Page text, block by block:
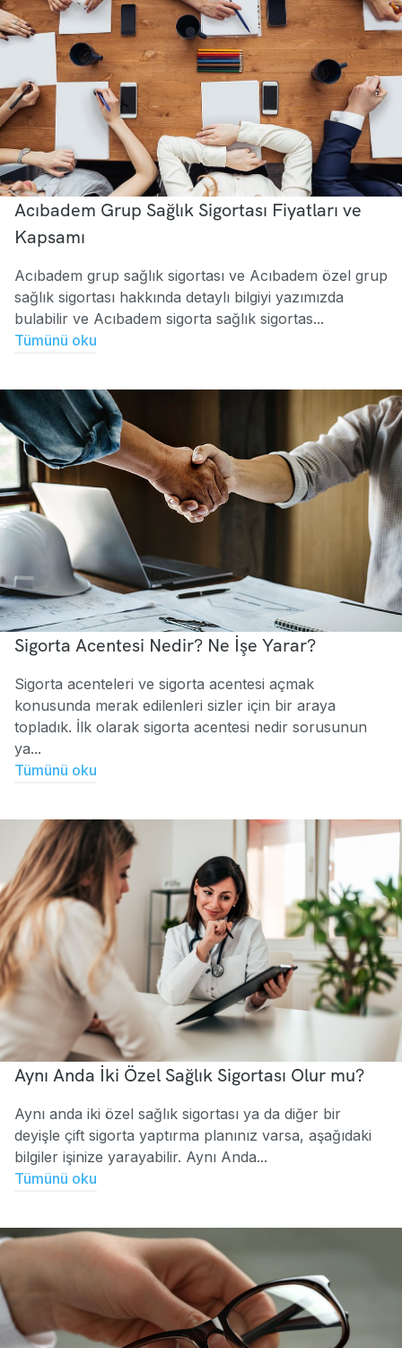
Acıbadem Grup Sağlık Sigortası Fiyatları ve
Kapsamı
Acıbadem grup sağlık sigortası ve Acıbadem özel grup
sağlık sigortası hakkında detaylı bilgiyi yazımızda
bulabilir ve Acıbadem sigorta sağlık sigortas...
Tümünü oku
Sigorta Acentesi Nedir? Ne İşe Yarar?
Sigorta acenteleri ve sigorta acentesi açmak
konusunda merak edilenleri sizler için bir araya
topladık. İlk olarak sigorta acentesi nedir sorusunun
ya...
Tümünü oku
Aynı Anda İki Özel Sağlık Sigortası Olur mu?
Aynı anda iki özel sağlık sigortası ya da diğer bir
deyişle çift sigorta yaptırma planınız varsa, aşağıdaki
bilgiler işinize yarayabilir. Aynı Anda...
Tümünü oku